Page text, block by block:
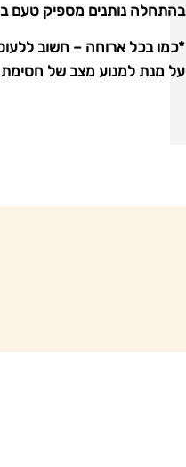
בהתחלה נותנים מספיק טעם
*כמו בכל ארוחה – חשוב
על מנת למנוע מצב של חסימת